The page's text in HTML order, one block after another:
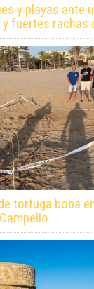
y playas ante
fuertes rachas
tortuga boba